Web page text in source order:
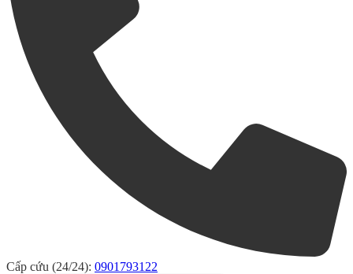
Cấp cứu (24/24): 0901793122